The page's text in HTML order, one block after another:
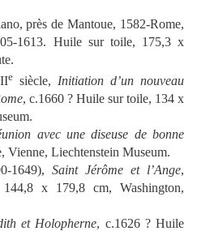
près de Mantoue, 1582-Rome,
1613. Huile sur toile, 175,3 x
e siècle, Initiation d’un nouveau
, c.1660 ? Huile sur toile, 134 x
avec une diseuse de bonne
Vienne, Liechtenstein Museum.
1649), Saint Jérôme et l’Ange,
x 179,8 cm, Washington,
et Holopherne, c.1626 ? Huile